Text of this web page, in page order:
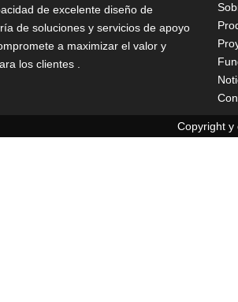
de excelente diseño de
de soluciones y servicios de apoyo
a maximizar el valor y
los clientes .
Copyright y